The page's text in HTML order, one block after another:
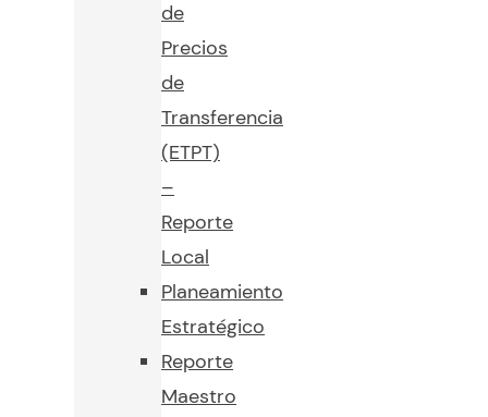
de
Precios
de
Transferencia
(ETPT)
–
Reporte
Local
Planeamiento
Estratégico
Reporte
Maestro